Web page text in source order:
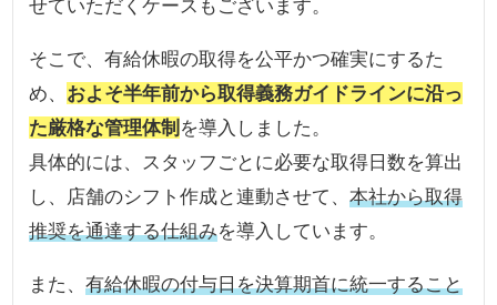
せていただくケースもございます。
そこで、有給休暇の取得を公平かつ確実にするた
め、 およそ半年前から取得義務ガイドラインに沿っ
た厳格な管理体制 を導入しました。
具体的には、スタッフごとに必要な取得日数を算出
し、店舗のシフト作成と連動させて、本社から取得
推奨を通達する仕組みを導入しています。
また、有給休暇の付与日を決算期首に統一すること